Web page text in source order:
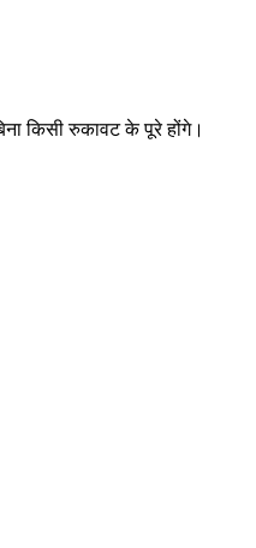
किसी रुकावट के पूरे होंगे।